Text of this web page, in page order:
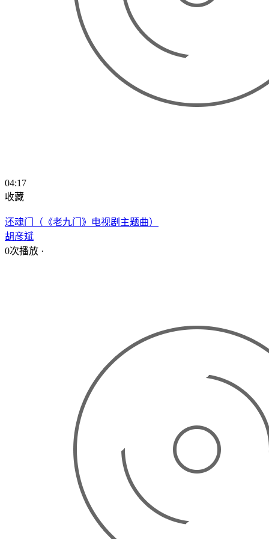
04:17
收藏
还魂门（《老九门》电视剧主题曲）
胡彦斌
0次播放 ·